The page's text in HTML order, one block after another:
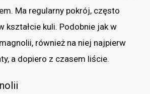
Ma regularny pokrój, często
kształcie kuli. Podobnie jak w
również na niej najpierw
a dopiero z czasem liście.